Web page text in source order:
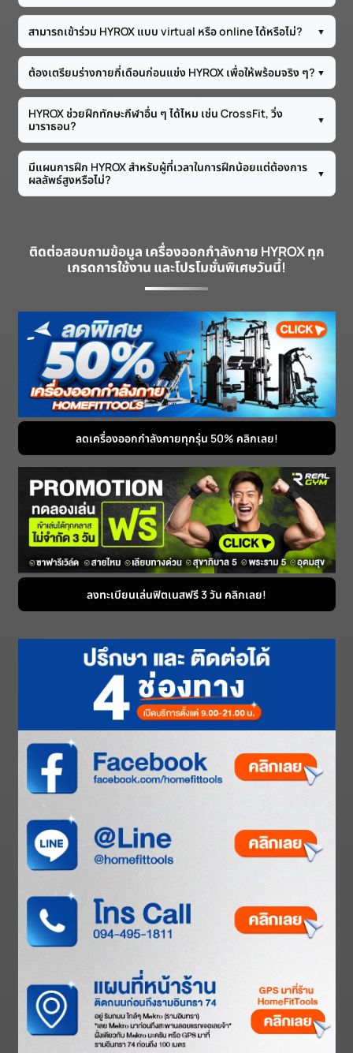
สามารถเข้าร่วม HYROX แบบ virtual หรือ online ได้หรือไม่? ▼
ต้องเตรียมร่างกายกี่เดือนก่อนแข่ง HYROX เพื่อให้พร้อมจริง ๆ? ▼
HYROX ช่วยฝึกทักษะกีฬาอื่น ๆ ได้ไหม เช่น CrossFit, วิ่ง
มาราธอน?
▼
มีแผนการฝึก HYROX สำหรับผู้ที่เวลาในการฝึกน้อยแต่ต้องการ
ผลลัพธ์สูงหรือไม่?
▼
ติดต่อสอบถามข้อมูล เครื่องออกกำลังกาย HYROX ทุก
เกรดการใช้งาน และโปรโมชั่นพิเศษวันนี้!
ลดเครื่องออกกำลังกายทุกรุ่น 50% คลิกเลย!
ลงทะเบียนเล่นฟิตเนสฟรี 3 วัน คลิกเลย!